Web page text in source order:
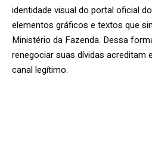
identidade visual do portal oficial
elementos gráficos e textos que
Ministério da Fazenda. Dessa
renegociar suas dívidas acreditam
canal legítimo.